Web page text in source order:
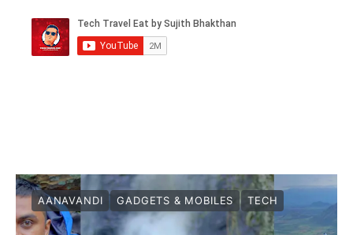
AANAVANDI GADGETS & MOBILES TECH